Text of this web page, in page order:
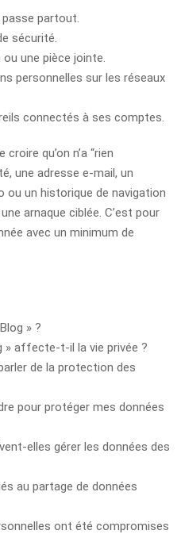
partout.
sécurité.
une pièce jointe.
personnelles sur les réseaux
connectés à ses comptes.
qu’on n’a “rien
une adresse e-mail, un
ou un historique de navigation
arnaque ciblée. C’est pour
avec un minimum de
» ?
» affecte-t-il la vie privée ?
de la protection des
pour protéger mes données
elles gérer les données des
au partage de données
ont été compromises